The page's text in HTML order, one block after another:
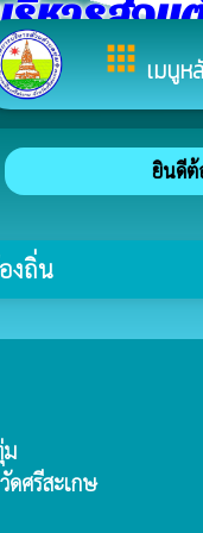
appsเมนูห
หารส่วน
รีสะเกษ
ยินดีต้
งถิ่น
ม
ดศรีสะเกษ